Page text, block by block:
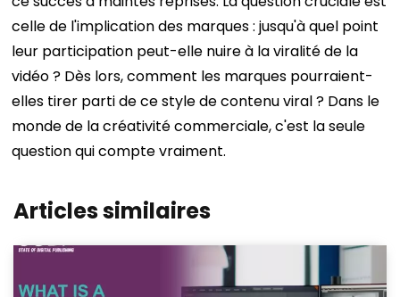
celle de l'implication des marques : jusqu'à quel point
leur participation peut-elle nuire à la viralité de la
vidéo ? Dès lors, comment les marques pourraient-
elles tirer parti de ce style de contenu viral ? Dans le
monde de la créativité commerciale, c'est la seule
question qui compte vraiment.
Articles similaires